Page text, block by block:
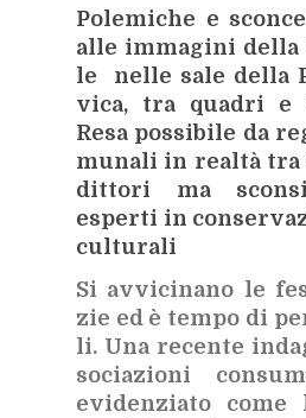
Po­le­mi­che e
alle im­ma­gi­ni del­la
le nel­le sale del­la
vi­ca, tra qua­dri e
Resa pos­si­bi­le da
mu­na­li in real­tà
dit­to­ri ma
esper­ti in
cul­tu­ra­li
Si av­vi­ci­na­no le
zie ed è tem­po di
li. Una re­cen­te
so­cia­zio­ni
evi­den­zia­to come